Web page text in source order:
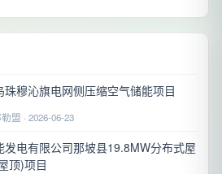
穆沁旗电网侧压缩空气储能项目
盟 · 2026-06-23
发电有限公司那坡县19.8MW分布式屋
顶)项目